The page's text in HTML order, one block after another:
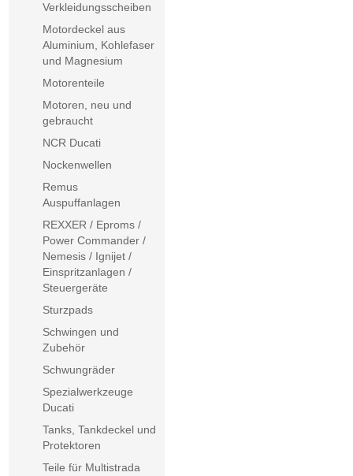
Verkleidungsscheiben
Motordeckel aus
Aluminium, Kohlefaser
und Magnesium
Motorenteile
Motoren, neu und
gebraucht
NCR Ducati
Nockenwellen
Remus
Auspuffanlagen
REXXER / Eproms /
Power Commander /
Nemesis / Ignijet /
Einspritzanlagen /
Steuergeräte
Sturzpads
Schwingen und
Zubehör
Schwungräder
Spezialwerkzeuge
Ducati
Tanks, Tankdeckel und
Protektoren
Teile für Multistrada